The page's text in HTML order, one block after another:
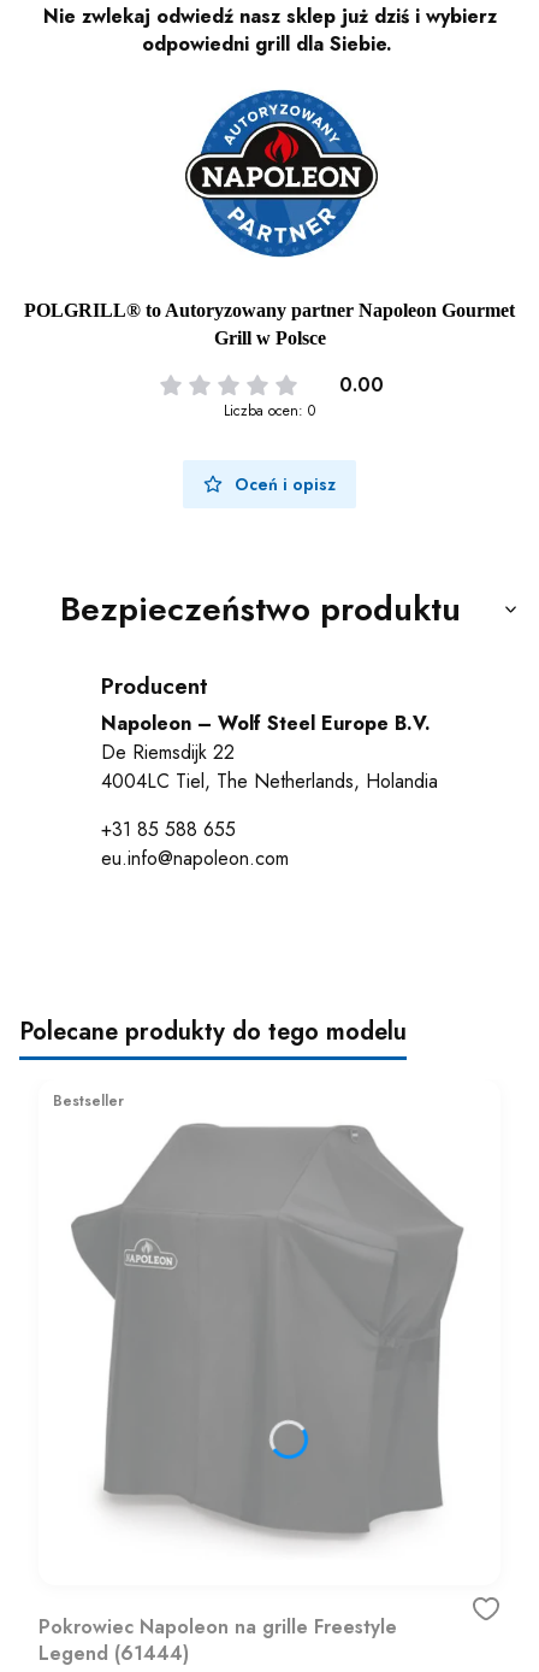
Nie zwlekaj odwiedź nasz sklep już dziś i wybierz
odpowiedni grill dla Siebie.
POLGRILL® to Autoryzowany partner Napoleon Gourmet
Grill w Polsce
0.00
Liczba ocen: 0
Oceń i opisz
Bezpieczeństwo produktu
Producent
Napoleon – Wolf Steel Europe B.V.
De Riemsdijk 22
4004LC Tiel, The Netherlands, Holandia
+31 85 588 655
eu.info@napoleon.com
Polecane produkty do tego modelu
Bestseller
Pokrowiec Napoleon na grille Freestyle
Legend (61444)